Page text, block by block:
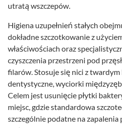
utratą wszczepów.
Higiena uzupełnień stałych
dokładne szczotkowanie z
właściwościach oraz
czyszczenia przestrzeni pod
filarów. Stosuje się nici z
dentystyczne, wyciorki
Celem jest usunięcie płytki
miejsc, gdzie standardowa
szczególnie podatne na